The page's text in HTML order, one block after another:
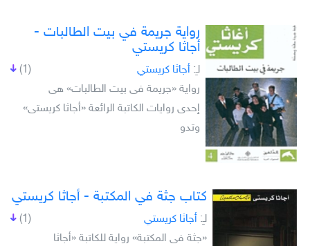
رواية جريمة في بيت الطالبات -
أجاثا كريستي
(1) لـِ:أجاثا كريستي
رواية «جريمة فى بيت الطالبات» هى
إحدى روايات الكاتبة الرائعة «أجاثا كريستى»
وتدو
كتاب جثة في المكتبة - أجاثا كريستي
(1) لـِ: أجاثا كريستي
«جثة فى المكتبة» رواية للكاتبة «أجاثا